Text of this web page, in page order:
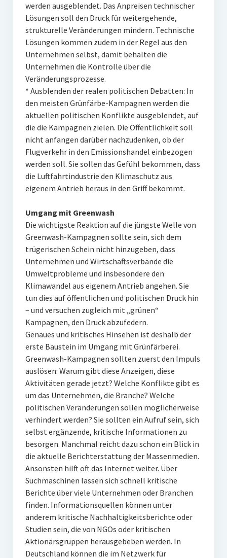
werden ausgeblendet. Das Anpreisen technischer
Lösungen soll den Druck für weitergehende,
strukturelle Veränderungen mindern. Technische
Lösungen kommen zudem in der Regel aus den
Unternehmen selbst, damit behalten die
Unternehmen die Kontrolle über die
Veränderungsprozesse.
* Ausblenden der realen politischen Debatten: In
den meisten Grünfärbe-Kampagnen werden die
aktuellen politischen Konflikte ausgeblendet, auf
die die Kampagnen zielen. Die Öffentlichkeit soll
nicht anfangen darüber nachzudenken, ob der
Flugverkehr in den Emissionshandel einbezogen
werden soll. Sie sollen das Gefühl bekommen, dass
die Luftfahrtindustrie den Klimaschutz aus
eigenem Antrieb heraus in den Griff bekommt.
Umgang mit Greenwash
Die wichtigste Reaktion auf die jüngste Welle von
Greenwash-Kampagnen sollte sein, sich dem
trügerischen Schein nicht hinzugeben, dass
Unternehmen und Wirtschaftsverbände die
Umweltprobleme und insbesondere den
Klimawandel aus eigenem Antrieb angehen. Sie
tun dies auf öffentlichen und politischen Druck hin
– und versuchen zugleich mit „grünen“
Kampagnen, den Druck abzufedern.
Genaues und kritisches Hinsehen ist deshalb der
erste Baustein im Umgang mit Grünfärberei.
Greenwash-Kampagnen sollten zuerst den Impuls
auslösen: Warum gibt diese Anzeigen, diese
Aktivitäten gerade jetzt? Welche Konflikte gibt es
um das Unternehmen, die Branche? Welche
politischen Veränderungen sollen möglicherweise
verhindert werden? Sie sollten ein Aufruf sein, sich
selbst ergänzende, kritische Informationen zu
besorgen. Manchmal reicht dazu schon ein Blick in
die aktuelle Berichterstattung der Massenmedien.
Ansonsten hilft oft das Internet weiter. Über
Suchmaschinen lassen sich schnell kritische
Berichte über viele Unternehmen oder Branchen
finden. Informationsquellen können unter
anderem kritische Nachhaltigkeitsberichte oder
Studien sein, die von NGOs oder kritischen
Aktionärsgruppen herausgebeben werden. In
Deutschland können die im Netzwerk für